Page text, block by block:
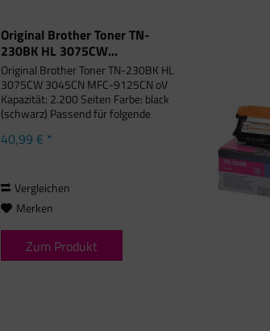
Original Brother Toner TN-
230BK HL 3075CW...
Original Brother Toner TN-230BK HL
3075CW 3045CN MFC-9125CN oV
Kapazität: 2.200 Seiten Farbe: black
(schwarz) Passend für folgende
CN, Brother HL-3000 Series, Brother
40,99 € *
Vergleichen
Merken
Zum Produkt